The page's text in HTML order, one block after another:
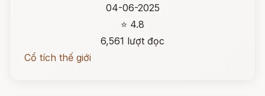
04-06-2025
⭐ 4.8
6,561 lượt đọc
Cổ tích thế giới